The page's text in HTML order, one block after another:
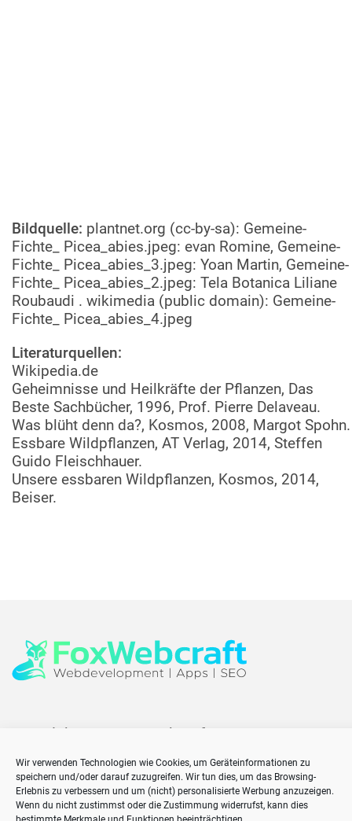
Wir verwenden Technologien wie Cookies, um Geräteinformationen zu
speichern und/oder darauf zuzugreifen. Wir tun dies, um das Browsing-
Erlebnis zu verbessern und um (nicht) personalisierte Werbung anzuzeigen.
Wenn du nicht zustimmst oder die Zustimmung widerrufst, kann dies
Bildquelle: plantnet.org (cc-by-sa): Gemeine-
Fichte_ Picea_abies.jpeg: evan Romine, Gemeine-
Fichte_ Picea_abies_3.jpeg: Yoan Martin, Gemeine-
Fichte_ Picea_abies_2.jpeg: Tela Botanica Liliane
Roubaudi . wikimedia (public domain): Gemeine-
Fichte_ Picea_abies_4.jpeg
Literaturquellen:
Wikipedia.de
Geheimnisse und Heilkräfte der Pflanzen, Das
Beste Sachbücher, 1996, Prof. Pierre Delaveau.
Was blüht denn da?, Kosmos, 2008, Margot Spohn.
Essbare Wildpflanzen, AT Verlag, 2014, Steffen
Guido Fleischhauer.
Unsere essbaren Wildpflanzen, Kosmos, 2014,
Beiser.
Copyright 2026
FoxWebcraft
Impressum
Cookie-Richtlinie (EU)